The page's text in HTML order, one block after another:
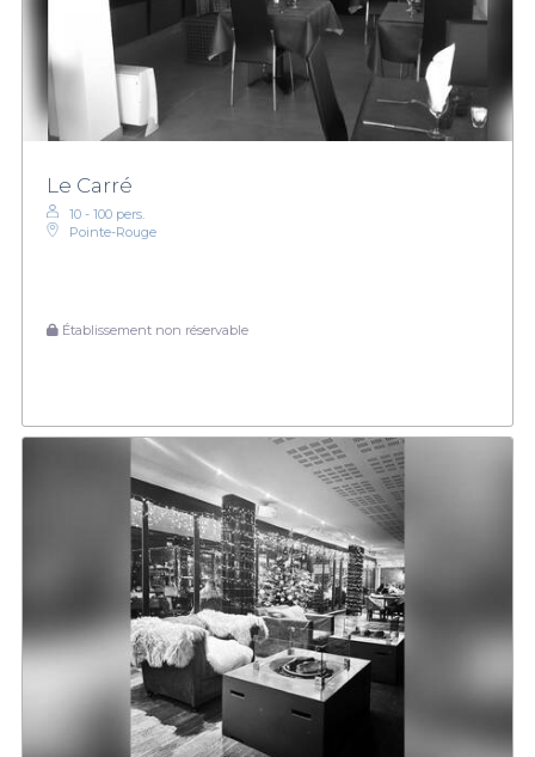
Le Carré
10 - 100 pers.
Pointe-Rouge
Établissement non réservable